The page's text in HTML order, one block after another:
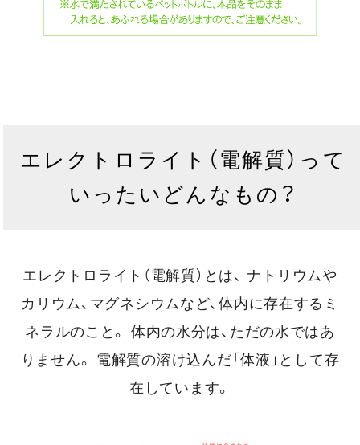
エレクトロライト（電解質）って
いったいどんなもの？
エレクトロライト（電解質）とは、 ナトリウムや
カリウム、マグネシウムなど、体内に存在するミ
ネラルのこと。
体内の水分は、ただの水ではあ
りません。
電解質の溶け込んだ「体液」として存
在しています。